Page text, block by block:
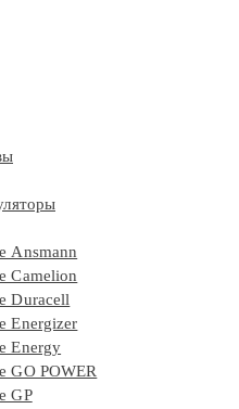
Ansmann
Camelion
Duracell
Energizer
Energy
GO POWER
GP